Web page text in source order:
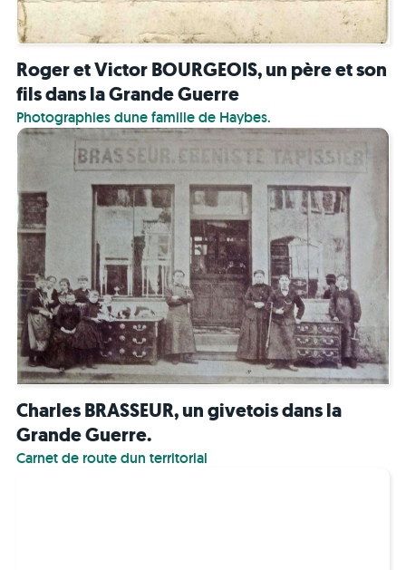
Roger et Victor BOURGEOIS, un père et son
fils dans la Grande Guerre
Photographies dune famille de Haybes.
Charles BRASSEUR, un givetois dans la
Grande Guerre.
Carnet de route dun territorial